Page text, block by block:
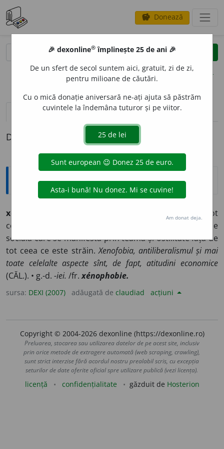
savings Donează
clear
opțiuni
definiții (1) pronunțievolume_up (6)
Definiția cu ID-ul 1245188:
Explicative DEX
xenofob
Ură, aversiune față de străini și față de tot
ceea ce este străin. ♦ Spec. Fenomen de patologie
socială care se manifestă prin teamă și ostilitate față de
tot ceea ce este străin.Xenofobia, antiliberalismul și mai
toate celelalte aspecte sînt, de fapt, atitudini economice
(CĂL.). • g.-d. -iei. /fr.xénophobie.
sursa: DEXI (2007) adăugată de claudiad acțiuni
Copyright © 2004-2026 dexonline (https://dexonline.ro)
Preluarea, stocarea sau utilizarea datelor de pe acest site, inclusiv
prin orice metode de extragere automată (web scraping, crawling),
sunt strict interzise fără acordul nostru prealabil scris, cu excepția
seturilor de date oferite oficial spre utilizare publică (vezi licența).
licență confidențialitate găzduit de Hosterion
🎉 dexonline® împlinește 25 de ani 🎉
De un sfert de secol suntem aici, gratuit, zi de zi,
pentru milioane de căutări.
Cu o mică donație aniversară ne-ați ajuta să păstrăm
cuvintele la îndemâna tuturor și pe viitor.
Am donat deja.